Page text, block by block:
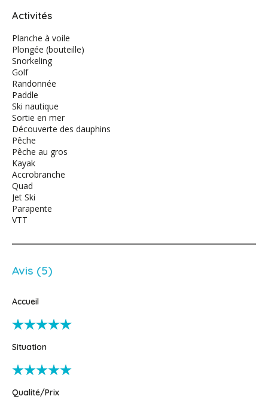
Activités
Planche à voile
Plongée (bouteille)
Snorkeling
Golf
Randonnée
Paddle
Ski nautique
Sortie en mer
Découverte des dauphins
Pêche
Pêche au gros
Kayak
Accrobranche
Quad
Jet Ski
Parapente
VTT
Avis (5)
Accueil
Situation
Qualité/Prix